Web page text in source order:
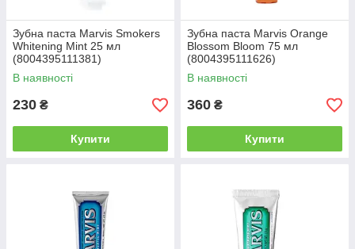
Зубна паста Marvis Smokers
Whitening Mint 25 мл
(8004395111381)
В наявності
230 ₴
Купити
Зубна паста Marvis Orange
Blossom Bloom 75 мл
(8004395111626)
В наявності
360 ₴
Купити